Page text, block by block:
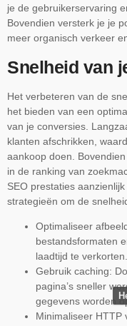
je de gebruikerservaring
Bovendien versterk je je
meer organisch verkeer
Snelheid van
Het verbeteren van de
het bieden van een
van je conversies.
klanten afschrikken,
aankoop doen.
in de ranking van
SEO prestaties
strategieën om de
Optimaliseer
bestandsformaten
laadtijd te verkorten.
Gebruik caching:
pagina’s sneller
gegevens worden
Minimaliseer HTTP